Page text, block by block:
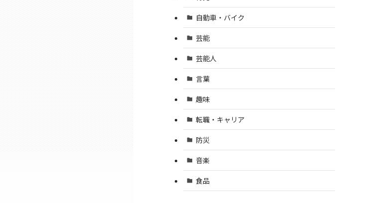
自動車・バイク
芸能
芸能人
言葉
趣味
転職・キャリア
防災
音楽
食品